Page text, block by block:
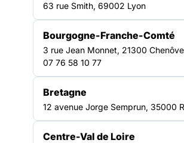
Rapport
HDF 2020
TRANSVERSE
63 rue Smith, 69002 Lyon
Bourgogne-Franche-Comté
3 rue Jean Monnet, 21300 Chenôve
07 76 58 10 77
Bretagne
12 avenue Jorge Semprun, 35000
Centre-Val de Loire